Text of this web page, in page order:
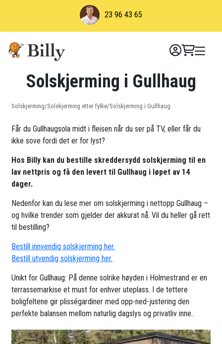
23 96 43 65
Solskjerming i Gullhaug
Solskjerming/Solskjerming etter fylke/Solskjerming i Gullhaug
Får du Gullhaugsola midt i fleisen når du ser på TV, eller får du
ikke sove fordi det er for lyst?
Hos Billy kan du bestille skreddersydd solskjerming til en
lav nettpris og få den levert til Gullhaug i løpet av 14
dager.
Nedenfor kan du lese mer om solskjerming i nettopp Gullhaug –
og hvilke trender som gjelder der akkurat nå. Vil du heller gå rett
til bestilling?
Bestill innvendig solskjerming her.
Bestill utvendig solskjerming her.
Unikt for Gullhaug: På denne solrike høyden i Holmestrand er en
terrassemarkise et must for enhver uteplass. I de tettere
boligfeltene gir plisségardiner med opp-ned-justering den
perfekte balansen mellom naturlig dagslys og privatliv inne..